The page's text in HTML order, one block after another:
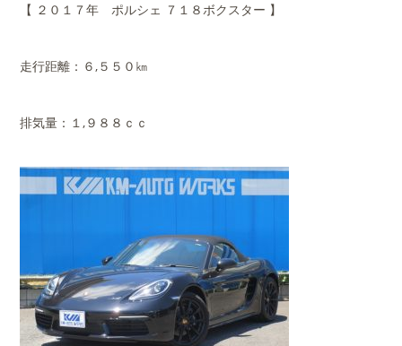
【 ２０１７年 ポルシェ ７１８ボクスター 】
走行距離：６,５５０㎞
排気量：１,９８８ｃｃ